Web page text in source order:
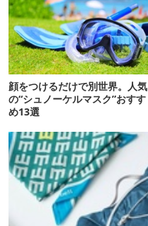
顔をつけるだけで別世界。人気
の“シュノーケルマスク”おすす
め13選